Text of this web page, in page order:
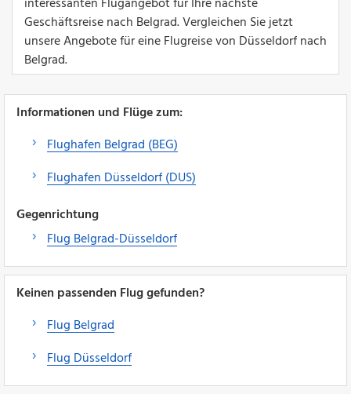
Geschäftsreise nach Belgrad. Vergleichen Sie jetzt
unsere Angebote für eine Flugreise von Düsseldorf nach
Belgrad.
Informationen und Flüge zum:
Flughafen Belgrad (BEG)
Flughafen Düsseldorf (DUS)
Gegenrichtung
Flug Belgrad-Düsseldorf
Keinen passenden Flug gefunden?
Flug Belgrad
Flug Düsseldorf